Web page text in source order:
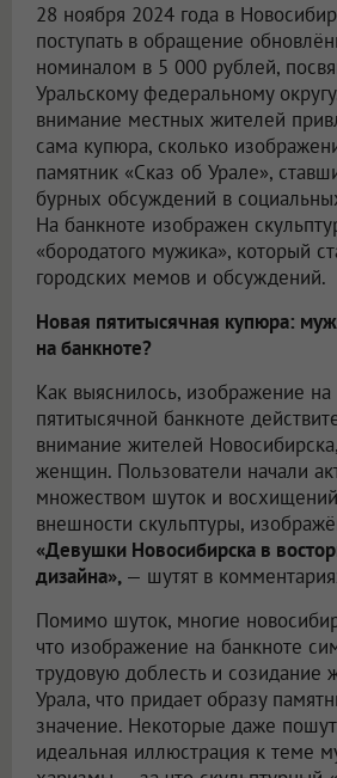
28 ноября 2024 года в
поступать в обращение
номиналом в 5 000 рублей,
Уральскому федеральному
внимание местных жителей
сама купюра, сколько
памятник «Сказ об Урале»,
бурных обсуждений в
На банкноте изображен
«бородатого мужика», который
городских мемов и обсуждений.
Новая пятитысячная купюра:
на банкноте?
Как выяснилось, изображение на
пятитысячной банкноте
внимание жителей
женщин. Пользователи начали
множеством шуток и
внешности скульптуры,
«Девушки Новосибирска в
дизайна», — шутят в
Помимо шуток, многие
что изображение на банкноте
трудовую доблесть и
Урала, что придает образу
значение. Некоторые даже
идеальная иллюстрация к теме